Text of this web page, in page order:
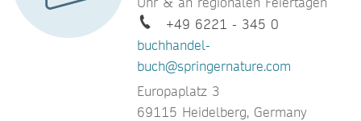
+49 6221 - 345 0
buchhandel-
buch@springernature.com
Europaplatz 3
69115 Heidelberg, Germany